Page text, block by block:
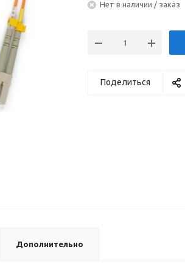
Нет в наличии / заказ
Поделиться
Дополнительно